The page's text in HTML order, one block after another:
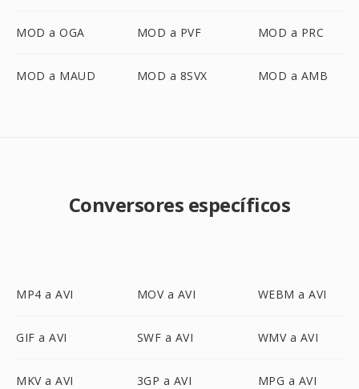
MOD a OGA MOD a PVF MOD a PRC
MOD a MAUD MOD a 8SVX MOD a AMB
Conversores específicos
MP4 a AVI MOV a AVI WEBM a AVI
GIF a AVI SWF a AVI WMV a AVI
MKV a AVI 3GP a AVI MPG a AVI